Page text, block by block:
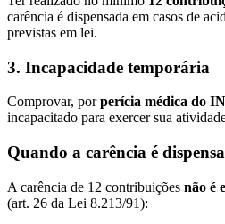
carência é dispensada em casos de
previstas em lei.
3. Incapacidade temporária
Comprovar, porperícia médica do
incapacitado para exercer sua
Quando a carência é
A carência de 12 contribuições não é
(art. 26 da Lei 8.213/91):